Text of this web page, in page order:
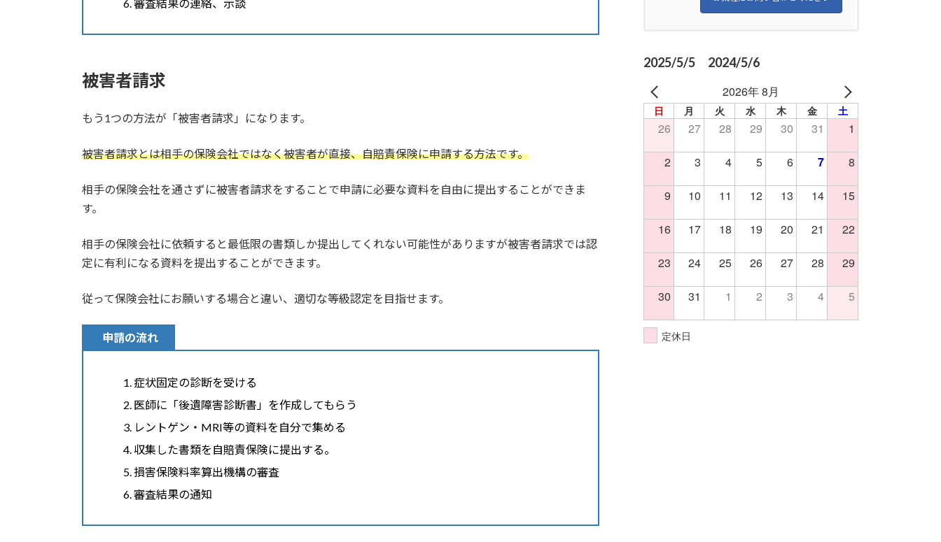
審査結果の連絡、示談
被害者請求
もう1つの方法が「被害者請求」になります。
被害者請求とは相手の保険会社ではなく被害者が直接、自賠責保険に申請する方法です。
相手の保険会社を通さずに被害者請求をすることで申請に必要な資料を自由に提出することができま
す。
相手の保険会社に依頼すると最低限の書類しか提出してくれない可能性がありますが被害者請求では認
定に有利になる資料を提出することができます。
従って保険会社にお願いする場合と違い、適切な等級認定を目指せます。
申請の流れ
症状固定の診断を受ける
医師に「後遺障害診断書」を作成してもらう
レントゲン・MRI等の資料を自分で集める
収集した書類を自賠責保険に提出する。
損害保険料率算出機構の審査
審査結果の通知
2025/5/5 2024/5/6
2026年 8月
日 月 火 水 木 金 土
26 27 28 29 30 31 1
2 3 4 5 6 7 8
9 10 11 12 13 14 15
16 17 18 19 20 21 22
23 24 25 26 27 28 29
30 31 1 2 3 4 5
定休日